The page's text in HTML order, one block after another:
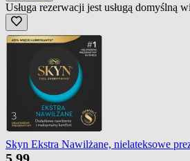
Usługa rezerwacji jest usługą domyślną
Skyn Ekstra Nawilżane, nielateksowe